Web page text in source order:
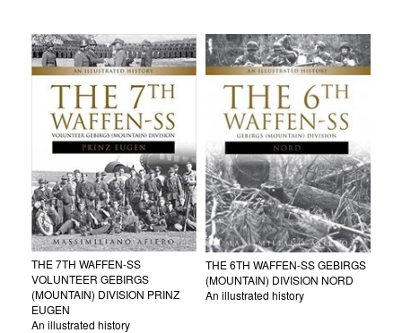
THE 7TH WAFFEN-SS
VOLUNTEER GEBIRGS
(MOUNTAIN) DIVISION PRINZ
EUGEN
An illustrated history
THE 6TH WAFFEN-SS GEBIRGS
(MOUNTAIN) DIVISION NORD
An illustrated history